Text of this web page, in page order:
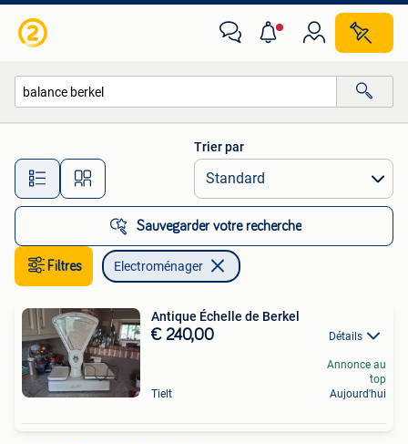
Toutes les distances…
Trier par
Sauvegarder votre recherche
Filtres Electroménager
Antique Échelle de Berkel
€ 240,00 Détails
Tielt
Annonce au
top
Aujourd'hui